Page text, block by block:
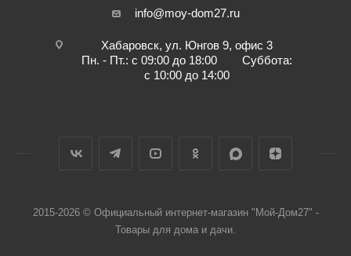
info@moy-dom27.ru
Хабаровск, ул. Юнгов 9, офис 3
Пн. - Пт.: с 09:00 до 18:00 Суббота:
с 10:00 до 14:00
2015-2026 © Официальный интернет-магазин "Мой-Дом27" -
Товары для дома и дачи.